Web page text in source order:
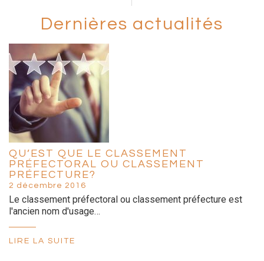
Dernières actualités
QU’EST QUE LE CLASSEMENT
PRÉFECTORAL OU CLASSEMENT
PRÉFECTURE?
2 décembre 2016
Le classement préfectoral ou classement préfecture est
l'ancien nom d'usage…
LIRE LA SUITE